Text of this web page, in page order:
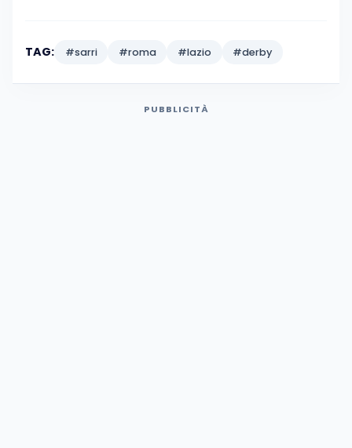
TAG: #sarri #roma #lazio #derby
PUBBLICITÀ